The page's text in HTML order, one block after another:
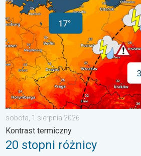
sobota, 1 sierpnia 2026
Kontrast termiczny
20 stopni różnicy